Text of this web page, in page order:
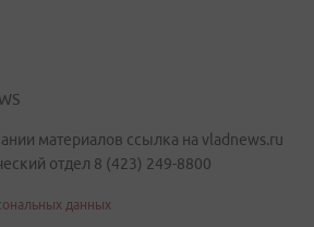
материалов ссылка на vladnews.ru
отдел 8 (423) 249-8800
данных